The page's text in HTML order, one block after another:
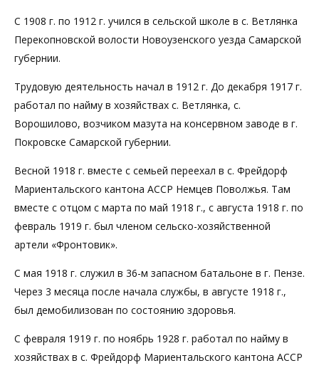
С 1908 г. по 1912 г. учился в сельской школе в с. Ветлянка
Перекопновской волости Новоузенского уезда Самарской
губернии.
Трудовую деятельность начал в 1912 г. До декабря 1917 г.
работал по найму в хозяйствах с. Ветлянка, с.
Ворошилово, возчиком мазута на консервном заводе в г.
Покровске Самарской губернии.
Весной 1918 г. вместе с семьей переехал в с. Фрейдорф
Мариентальского кантона АССР Немцев Поволжья. Там
вместе с отцом с марта по май 1918 г., с августа 1918 г. по
февраль 1919 г. был членом сельско-хозяйственной
артели «Фронтовик».
С мая 1918 г. служил в 36-м запасном батальоне в г. Пензе.
Через 3 месяца после начала службы, в августе 1918 г.,
был демобилизован по состоянию здоровья.
С февраля 1919 г. по ноябрь 1928 г. работал по найму в
хозяйствах в с. Фрейдорф Мариентальского кантона АССР